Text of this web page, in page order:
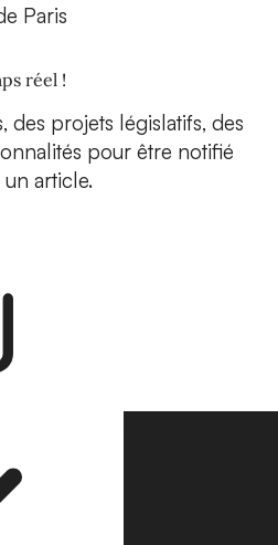
Paris
réel !
des projets législatifs, des
pour être notifié
article.